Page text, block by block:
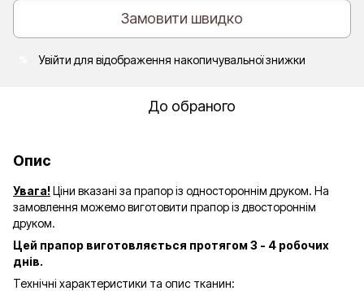
Замовити швидко
Увійти для відображення накопичувальної знижки
До обраного
Опис
Увага!Ціни вказані за прапор із одностороннім друком. На
замовлення можемо виготовити прапор із двостороннім
друком.
Цей прапор виготовляється протягом 3 - 4 робочих
днів.
Технічні характеристики та опис тканин: